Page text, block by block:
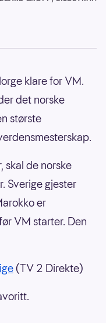
klare for VM.
det norske
største
skal de norske
Sverige gjester
er
VM starter. Den
(TV 2 Direkte)